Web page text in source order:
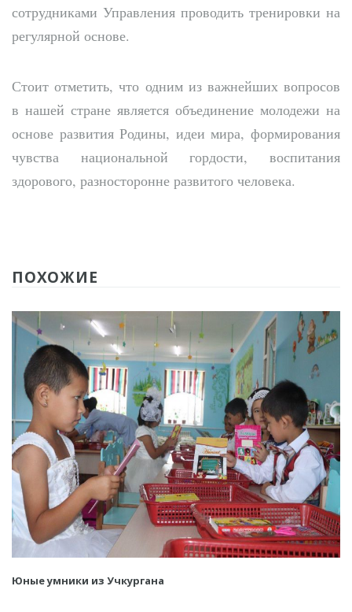
сотрудниками Управления проводить тренировки на
регулярной основе.
Стоит отметить, что одним из важнейших вопросов
в нашей стране является объединение молодежи на
основе развития Родины, идеи мира, формирования
чувства национальной гордости, воспитания
здорового, разносторонне развитого человека.
ПОХОЖИЕ
Юные умники из Учкургана